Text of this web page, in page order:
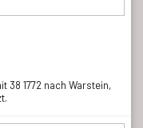
38 1772 nach Warstein,